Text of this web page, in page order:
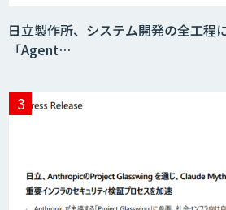
Acompany セキ
日立製作所、システム開発の全工程
「Agent…